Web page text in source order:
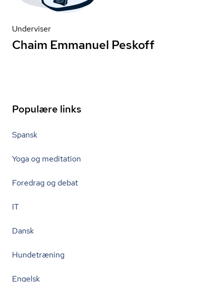
Underviser
Chaim Emmanuel Peskoff
Populære links
Spansk
Yoga og meditation
Foredrag og debat
IT
Dansk
Hundetræning
Engelsk